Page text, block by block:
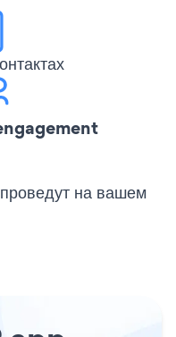
проведут на вашем